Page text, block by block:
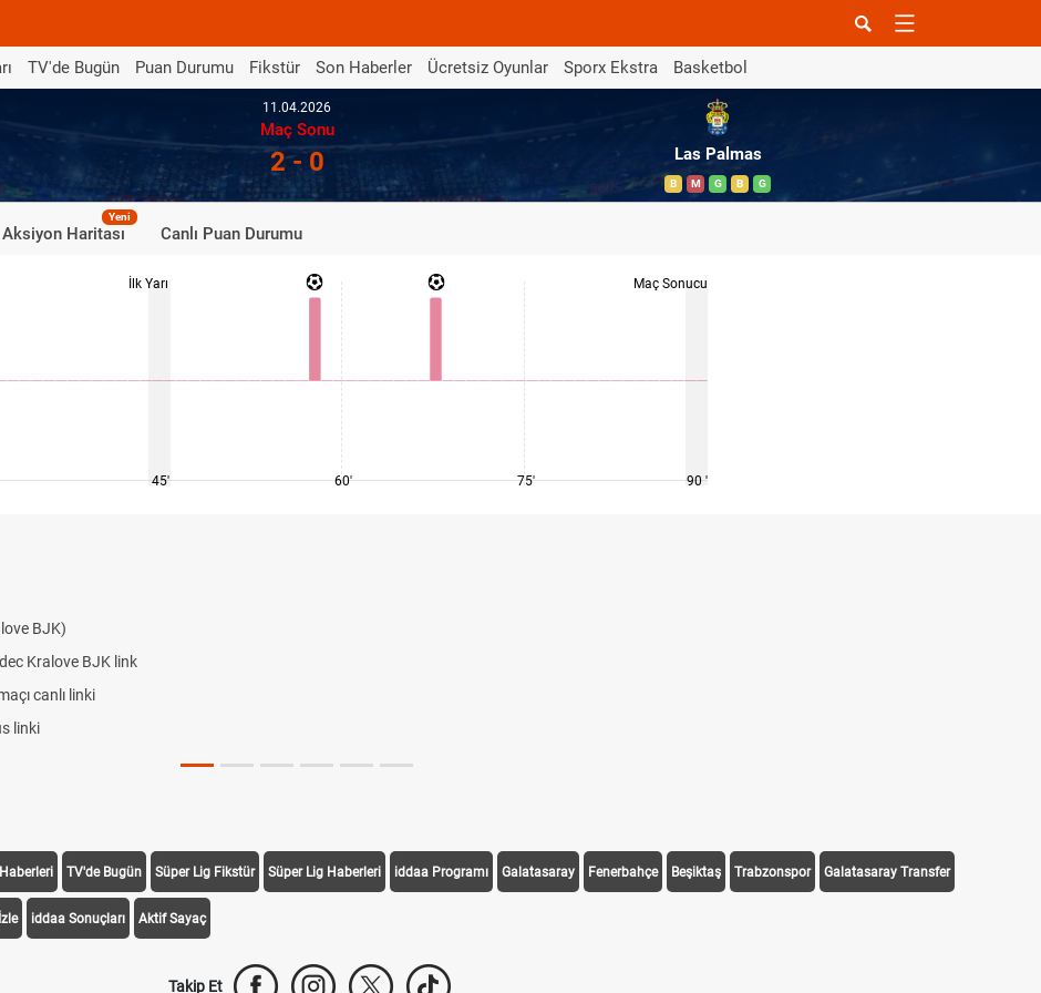
TV'de Bugün Puan Durumu Fikstür Son Haberler Ücretsiz Oyunlar Sporx Ekstra Basketbol
11.04.2026
Maç Sonu
2 - 0 Las Palmas
B M G B G
Aksiyon Haritası
Yeni
Canlı Puan Durumu
İlk Yarı
45' 60' 75'
Maç Sonucu
90 '
BJK)
Kralove BJK link
canlı linki
linki
TV'de Bugün Süper Lig Fikstür Süper Lig Haberleri iddaa Programı Galatasaray Fenerbahçe Beşiktaş Trabzonspor Galatasaray Transfer
iddaa Sonuçları Aktif Sayaç
Takip Et